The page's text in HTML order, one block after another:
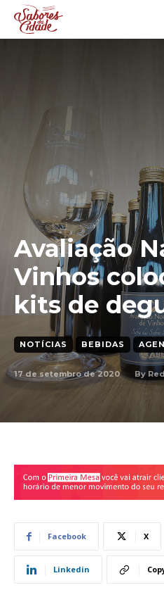
Avaliação
Vinhos
kits de
NOTÍCIAS BEBIDAS
17 de setembro de 2020 By
Facebook X
Linkedin